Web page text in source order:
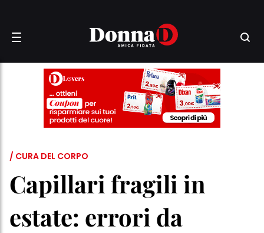
/ CURA DEL CORPO
Capillari fragili in
estate: errori da